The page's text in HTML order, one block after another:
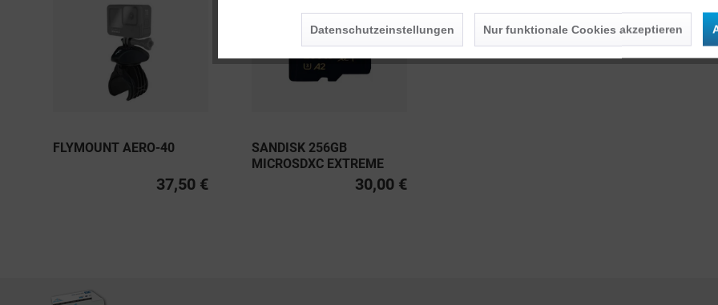
FLYMOUNT AERO-40
37,50 €
SANDISK 256GB
MICROSDXC EXTREME
PRO UHS-I U3, CLASS 10
30,00 €
Personalisierung
Service
Datenschutzeinstellungen Nur funktionale Cookies akzeptieren